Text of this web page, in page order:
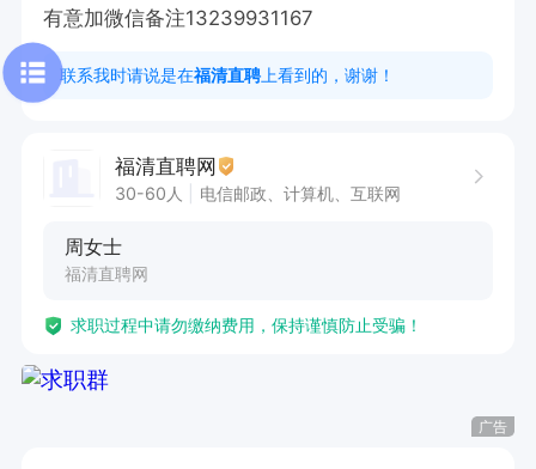
有意加微信备注13239931167
联系我时请说是在福清直聘 上看到的，谢谢！
福清直聘网
30-60人 电信邮政、计算机、互联网
周女士
福清直聘网
求职过程中请勿缴纳费用，保持谨慎防止受骗！
广告